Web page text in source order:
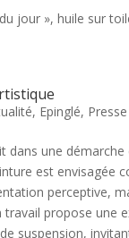
jour », huile sur
, Epinglé,
dans une
est envisagée
perceptive,
propose une
suspension,